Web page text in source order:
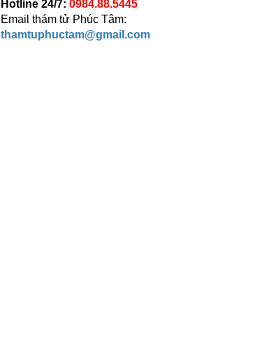
Hotline 24/7: 0984.88.5445
Email thám tử Phúc Tâm:
thamtuphuctam@gmail.com